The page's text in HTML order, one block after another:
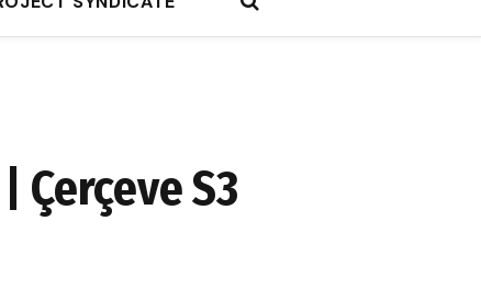
Çerçeve S3